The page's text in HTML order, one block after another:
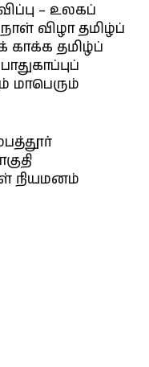
– உலகப்
விழா தமிழ்ப்
காக்க தமிழ்ப்
மாபெரும்
நியமனம்